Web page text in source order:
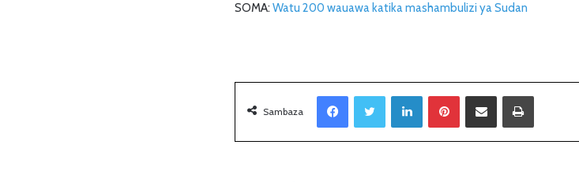
SOMA: Watu 200 wauawa katika mashambulizi ya Sudan
Sambaza
LinkedIn Sambaza kupitia barua pepe